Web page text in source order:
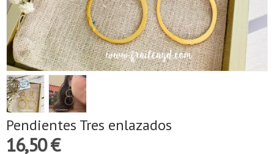
Pendientes Tres enlazados
16,50 €